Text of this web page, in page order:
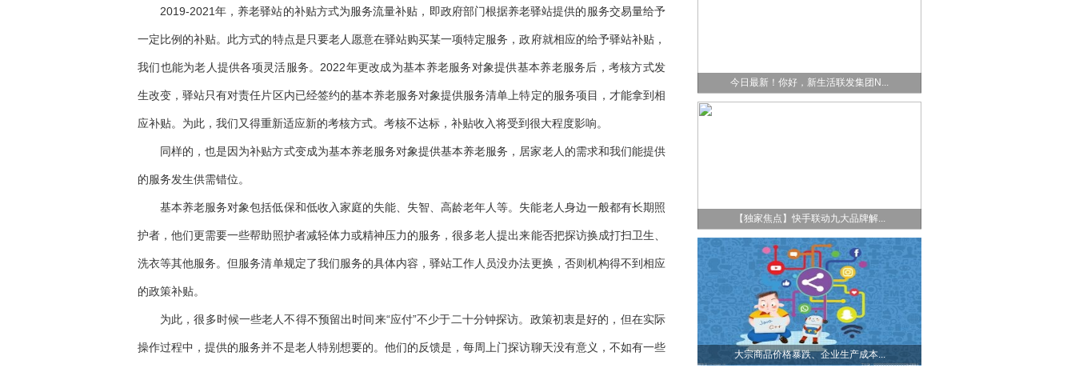
2019-2021年，养老驿站的补贴方式为服务流量补贴，即政府部门根据养老驿站提供的服务交易量给予
一定比例的补贴。此方式的特点是只要老人愿意在驿站购买某一项特定服务，政府就相应的给予驿站补贴，
我们也能为老人提供各项灵活服务。2022年更改成为基本养老服务对象提供基本养老服务后，考核方式发
生改变，驿站只有对责任片区内已经签约的基本养老服务对象提供服务清单上特定的服务项目，才能拿到相
应补贴。为此，我们又得重新适应新的考核方式。考核不达标，补贴收入将受到很大程度影响。
同样的，也是因为补贴方式变成为基本养老服务对象提供基本养老服务，居家老人的需求和我们能提供
的服务发生供需错位。
基本养老服务对象包括低保和低收入家庭的失能、失智、高龄老年人等。失能老人身边一般都有长期照
护者，他们更需要一些帮助照护者减轻体力或精神压力的服务，很多老人提出来能否把探访换成打扫卫生、
洗衣等其他服务。但服务清单规定了我们服务的具体内容，驿站工作人员没办法更换，否则机构得不到相应
的政策补贴。
为此，很多时候一些老人不得不预留出时间来“应付”不少于二十分钟探访。政策初衷是好的，但在实际
操作过程中，提供的服务并不是老人特别想要的。他们的反馈是，每周上门探访聊天没有意义，不如有一些
今日最新！你好，新生活联发集团N...
【独家焦点】快手联动九大品牌解...
大宗商品价格暴跌、企业生产成本...